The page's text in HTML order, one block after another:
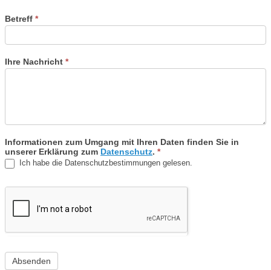
Betreff *
Ihre Nachricht *
Informationen zum Umgang mit Ihren Daten finden Sie in
unserer Erklärung zum Datenschutz. *
Ich habe die Datenschutzbestimmungen gelesen.
Absenden